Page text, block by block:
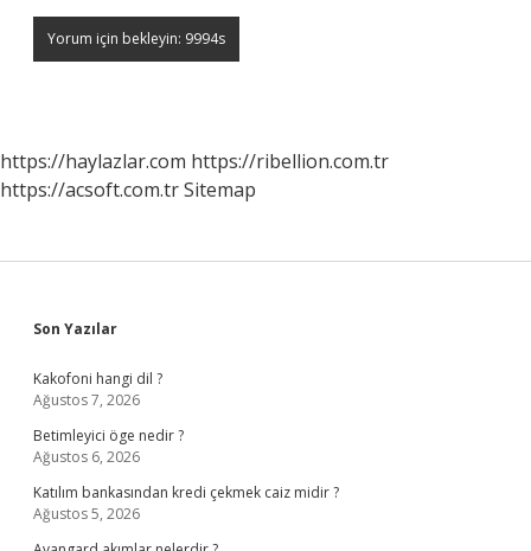
https://haylazlar.com https://ribellion.com.tr
https://acsoft.com.trSitemap
Sidebar
Son Yazılar
Kakofoni hangi dil ?
Ağustos 7, 2026
Betimleyici öge nedir ?
Ağustos 6, 2026
Katılım bankasından kredi çekmek caiz midir ?
Ağustos 5, 2026